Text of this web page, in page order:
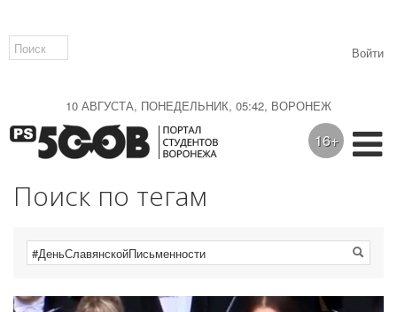
10 АВГУСТА, ПОНЕДЕЛЬНИК, 05:42, ВОРОНЕЖ
Войти
16+
Поиск по тегам